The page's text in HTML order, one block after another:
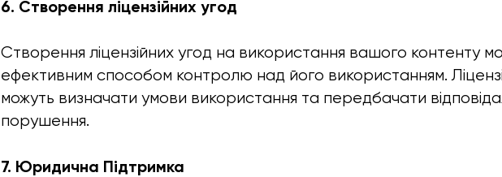
6. Створення ліцензійних угод
Створення ліцензійних угод на використання вашого контенту
ефективним способом контролю над його використанням.
можуть визначати умови використання та передбачати
порушення.
7. Юридична Підтримка